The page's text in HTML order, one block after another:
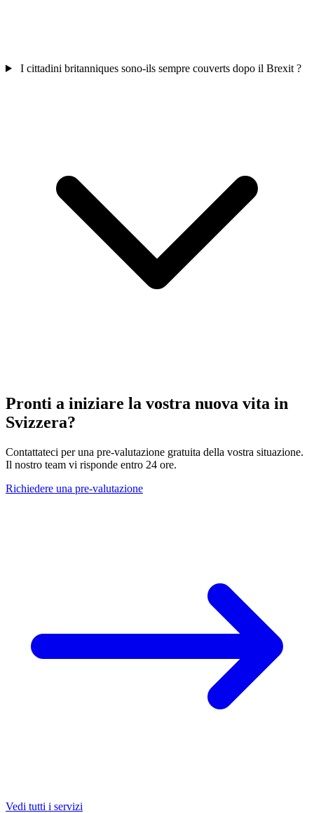
I cittadini britanniques sono-ils sempre couverts dopo il Brexit ?
Pronti a iniziare la vostra nuova vita in
Svizzera?
Contattateci per una pre-valutazione gratuita della vostra situazione.
Il nostro team vi risponde entro 24 ore.
Richiedere una pre-valutazione
Vedi tutti i servizi